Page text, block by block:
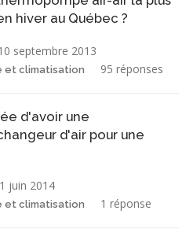
hiver au Québec ?
septembre 2013
et climatisation 95 réponses
d'avoir une
d'air pour une
juin 2014
et climatisation 1 réponse